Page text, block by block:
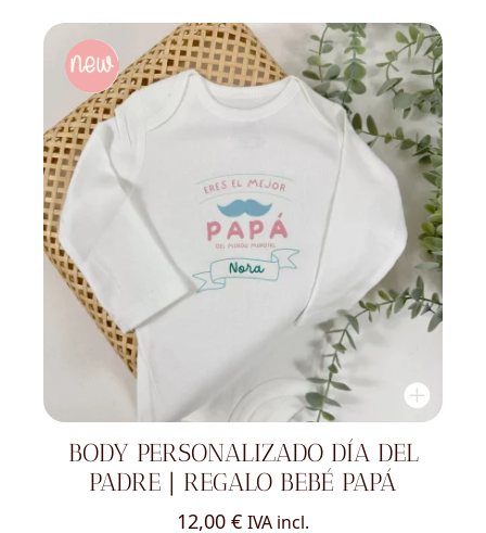
BODY PERSONALIZADO DÍA DEL
PADRE | REGALO BEBÉ PAPÁ
12,00 € IVA incl.